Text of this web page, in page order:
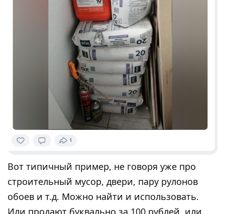
Вот типичный пример, не говоря уже про
строительный мусор, двери, пару рулонов
обоев и т.д. Можно найти и использовать.
Или продают буквально за 100 рублей, или